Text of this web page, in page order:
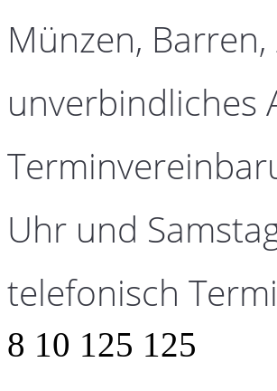
Münzen,
Uhr und
telefonisch
8 10 125 125